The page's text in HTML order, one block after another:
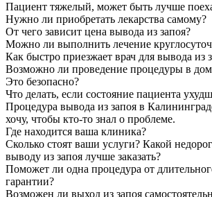
Пациент тяжелый, может быть лучше
Нужно ли приобретать лекарства самому?
От чего зависит цена вывода из запоя?
Можно ли выполнить лечение
Как быстро приезжает врач для вывода из
Возможно ли проведение процедуры в
Это безопасно?
Что делать, если состояние пациента
Процедура вывода из запоя в
хочу, чтобы кто-то знал о проблеме.
Где находится ваша клиника?
Сколько стоят ваши услуги? Какой
выводу из запоя лучше заказать?
Поможет ли одна процедура от
гарантии?
Возможен ли выход из запоя